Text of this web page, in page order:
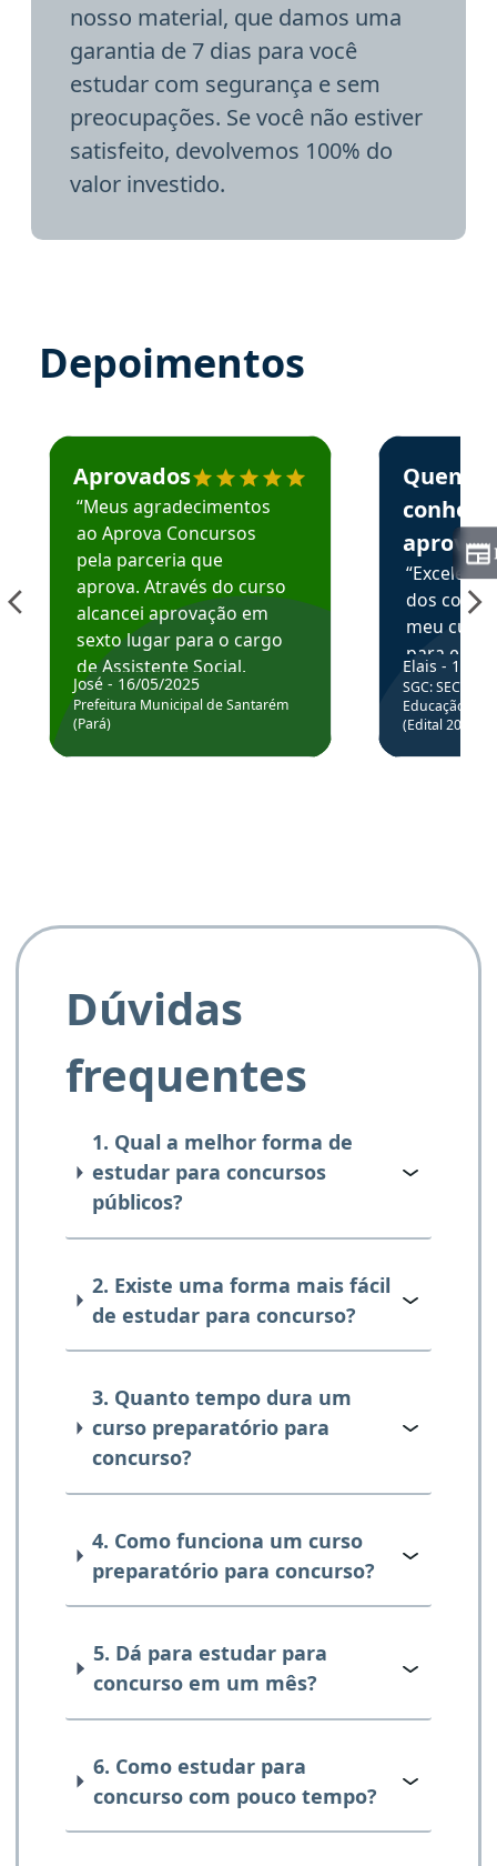
nosso material, que damos uma
garantia de 7 dias para você
estudar com segurança e sem
preocupações. Se você não estiver
satisfeito, devolvemos 100% do
valor investido.
Depoimentos
Estudante José recomenda o Aprova Concursos em
Aprovados
“Meus agradecimentos
ao Aprova Concursos
pela parceria que
aprova. Através do curso
alcancei aprovação em
sexto lugar para o cargo
de Assistente Social.
Hoje estou atuando na
Prefeitura de Santarém.
José - 16/05/2025
Prefeitura Municipal de Santarém
(Pará)
Estudante
Quem
aprova
dos
meu
para
colocar
através
de
Elais - 15/
SGC: SEC BA
Educação
(Edital
Dúvidas
frequentes
1. Qual a melhor forma de
estudar para concursos
públicos?
2. Existe uma forma mais fácil
de estudar para concurso?
3. Quanto tempo dura um
curso preparatório para
concurso?
4. Como funciona um curso
preparatório para concurso?
5. Dá para estudar para
concurso em um mês?
6. Como estudar para
concurso com pouco tempo?